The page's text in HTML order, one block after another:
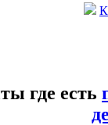
где есть